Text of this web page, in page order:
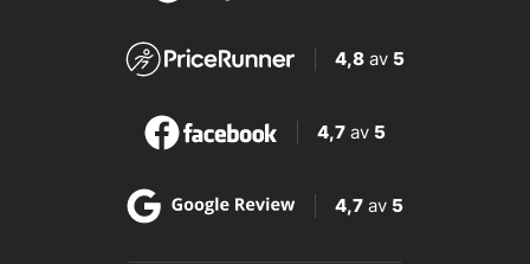
4,8 av 5
4,7 av 5
4,7 av 5